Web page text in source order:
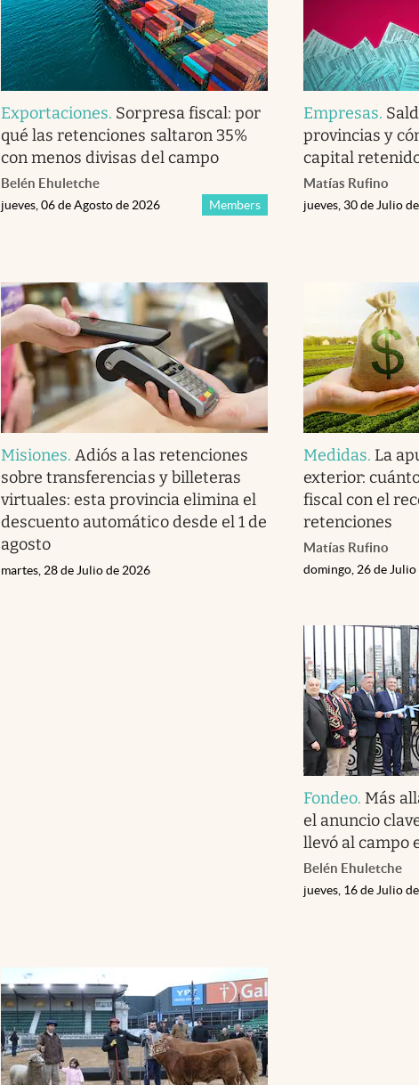
Exportaciones. Sorpresa fiscal: por
qué las retenciones saltaron 35%
con menos divisas del campo
Belén Ehuletche
Members
jueves, 06 de Agosto de 2026
Empresas.
provincias y
capital
Matías Rufino
jueves, 30 de Julio
Misiones.Adiós a las retenciones
sobre transferencias y billeteras
virtuales: esta provincia elimina el
descuento automático desde el 1 de
agosto
martes, 28 de Julio de 2026
Medidas. La
exterior:
fiscal con el
retenciones
Matías Rufino
domingo, 26 de
Fondeo. Más
el anuncio
llevó al campo
Belén Ehuletche
jueves, 16 de Julio